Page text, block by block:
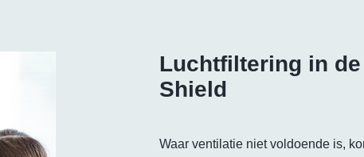
Luchtfiltering in
Shield
Waar ventilatie niet voldoende is,